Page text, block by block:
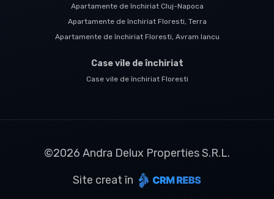
Apartamente de închiriat Cluj-Napoca
Apartamente de închiriat Floresti, Terra
Apartamente de închiriat Floresti, Avram Iancu
Case vile de închiriat
Case vile de închiriat Floresti
©2026 Andra Delux Properties S.R.L.
Site creat în